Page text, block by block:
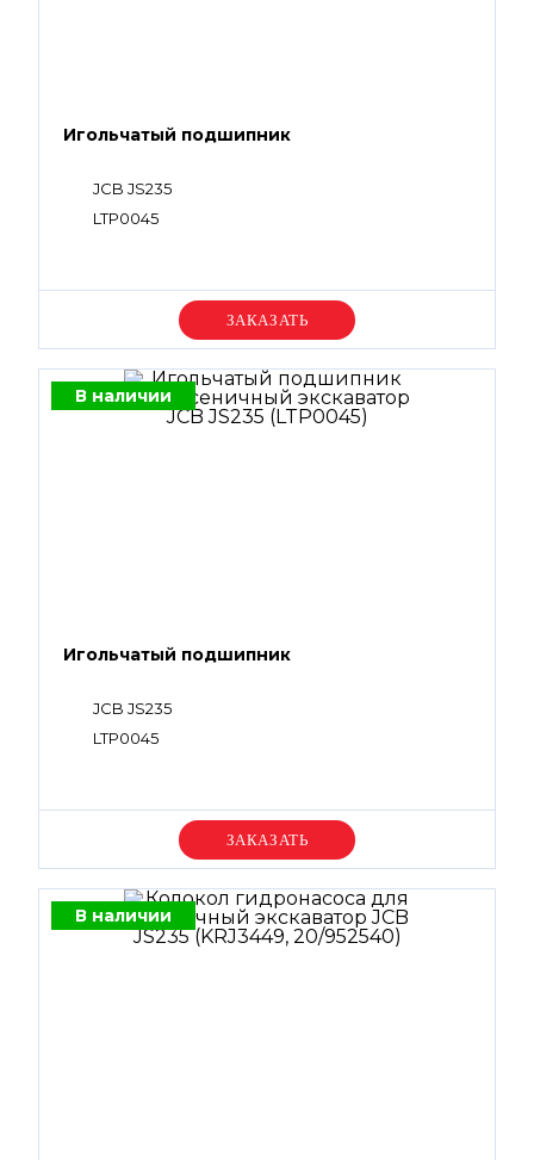
Игольчатый подшипник
JCB JS235
LTP0045
Уточняйте цену
В наличии
Игольчатый подшипник
JCB JS235
LTP0045
Уточняйте цену
В наличии